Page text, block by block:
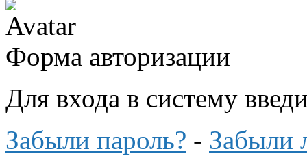
Форма авторизации
Для входа в систему
Забыли пароль? - Забыли